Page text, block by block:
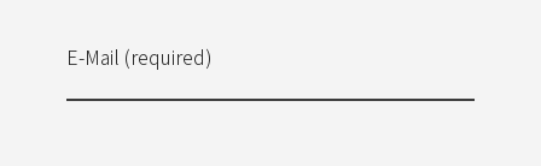
E-Mail (required)